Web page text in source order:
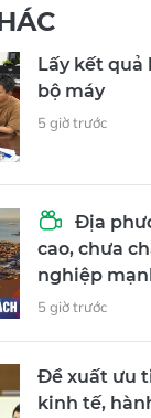
Lấy kết quả
bộ máy
5 giờ trước
Địa
cao, chưa
nghiệp
5 giờ trước
Đề xuất ưu
kinh tế,